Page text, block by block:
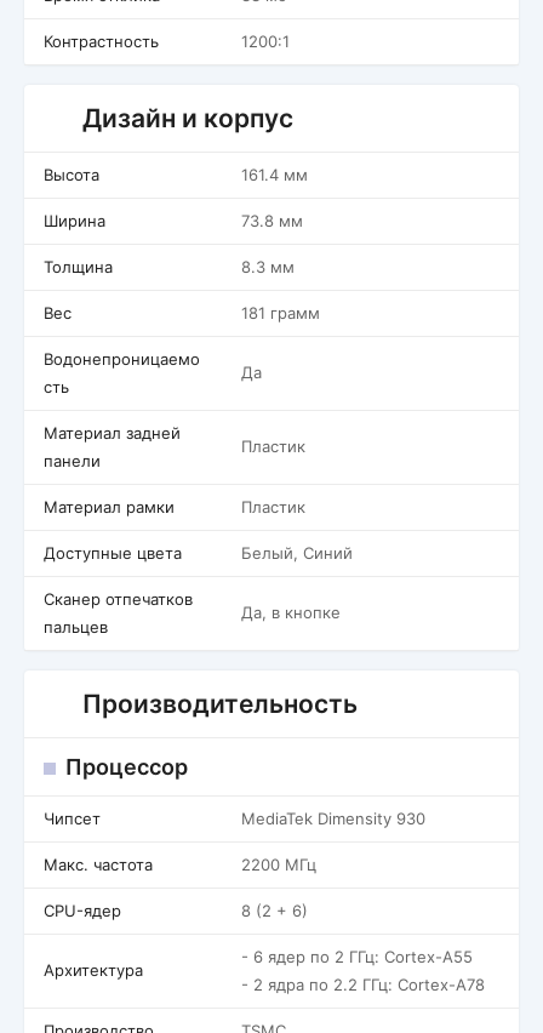
Контрастность 1200:1
Дизайн и корпус
Высота 161.4 мм
Ширина 73.8 мм
Толщина 8.3 мм
Вес 181 грамм
Водонепроницаемо
сть
Да
Материал задней
панели
Пластик
Материал рамки Пластик
Доступные цвета Белый, Синий
Сканер отпечатков
пальцев
Да, в кнопке
Производительность
Процессор
Чипсет MediaTek Dimensity 930
Макс. частота 2200 МГц
CPU-ядер 8 (2 + 6)
Архитектура
- 6 ядер по 2 ГГц: Cortex-A55
- 2 ядра по 2.2 ГГц: Cortex-A78